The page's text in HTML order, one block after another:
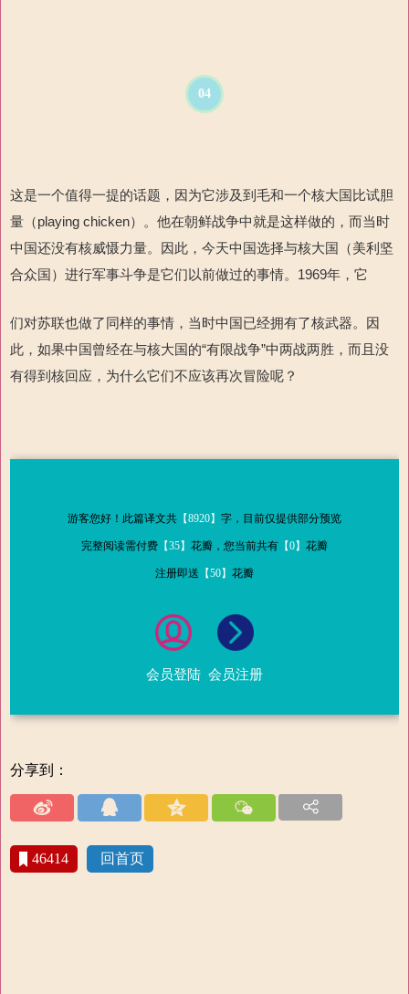
04
这是一个值得一提的话题，因为它涉及到毛和一个核大国比试胆
量（playing chicken）。他在朝鲜战争中就是这样做的，而当时
中国还没有核威慑力量。因此，今天中国选择与核大国（美利坚
合众国）进行军事斗争是它们以前做过的事情。1969年，它
们对苏联也做了同样的事情，当时中国已经拥有了核武器。因
此，如果中国曾经在与核大国的“有限战争”中两战两胜，而且没
有得到核回应，为什么它们不应该再次冒险呢？
游客您好！此篇译文共 【8920】 字，目前仅提供部分预览
完整阅读需付费 【35】 花瓣，您当前共有 【0】 花瓣
注册即送 【50】 花瓣
会员登陆 会员注册
分享到：
46414 回首页